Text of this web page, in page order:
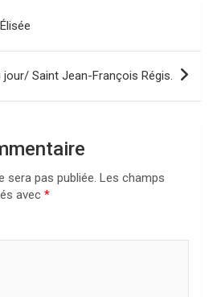
jour/ Saint Jean-François Régis.
sera pas publiée. Les champs
avec *